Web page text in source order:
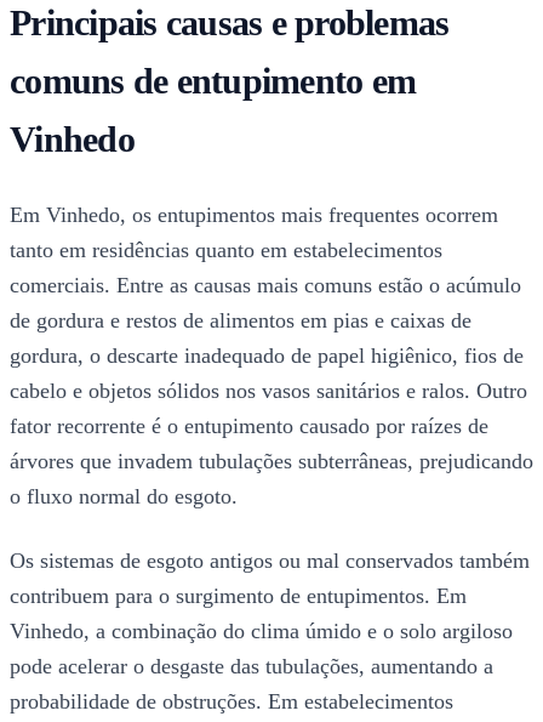
Principais causas e problemas
comuns de entupimento em
Vinhedo
Em Vinhedo, os entupimentos mais frequentes ocorrem
tanto em residências quanto em estabelecimentos
comerciais. Entre as causas mais comuns estão o acúmulo
de gordura e restos de alimentos em pias e caixas de
gordura, o descarte inadequado de papel higiênico, fios de
cabelo e objetos sólidos nos vasos sanitários e ralos. Outro
fator recorrente é o entupimento causado por raízes de
árvores que invadem tubulações subterrâneas, prejudicando
o fluxo normal do esgoto.
Os sistemas de esgoto antigos ou mal conservados também
contribuem para o surgimento de entupimentos. Em
Vinhedo, a combinação do clima úmido e o solo argiloso
pode acelerar o desgaste das tubulações, aumentando a
probabilidade de obstruções. Em estabelecimentos